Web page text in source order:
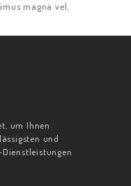
magna vel,
um Ihnen
und